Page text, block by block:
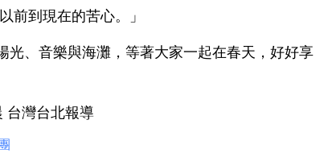
前到現在的苦心。」
光、音樂與海灘，等著大家一起在春天，好好享
台灣台北報導